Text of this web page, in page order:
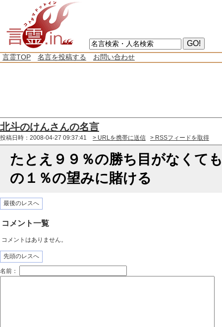
言霊TOP 名言を投稿する お問い合わせ
北斗のけんさんの名言
投稿日時：2008-04-27 09:37:41 > URLを携帯に送信 > RSSフィードを取得
たとえ９９％の勝ち目がなくて
の１％の望みに賭ける
最後のレスへ
コメント一覧
コメントはありません。
先頭のレスへ
名前：